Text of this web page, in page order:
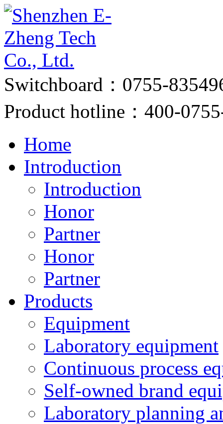
Switchboard：0755-
Product hotline：400-
Home
Introduction
Introduction
Honor
Partner
Honor
Partner
Products
Equipment
Laboratory equipment
Continuous process
Self-owned brand
Laboratory planning